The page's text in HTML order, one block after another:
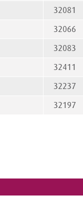
32081
32066
32083
32411
32237
32197